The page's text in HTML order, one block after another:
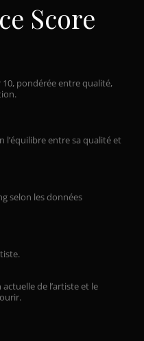
Score
10, pondérée entre qualité,
l’équilibre entre sa qualité et
selon les données
de l’artiste et le